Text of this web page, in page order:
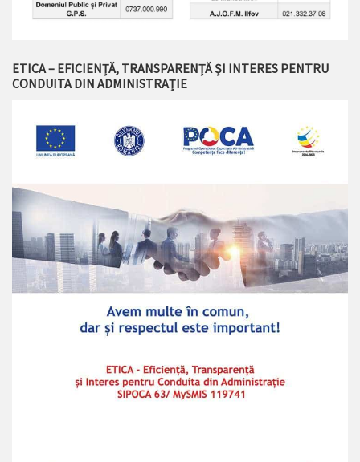
ETICA – EFICIENȚĂ, TRANSPARENȚĂ ȘI INTERES PENTRU
CONDUITA DIN ADMINISTRAȚIE